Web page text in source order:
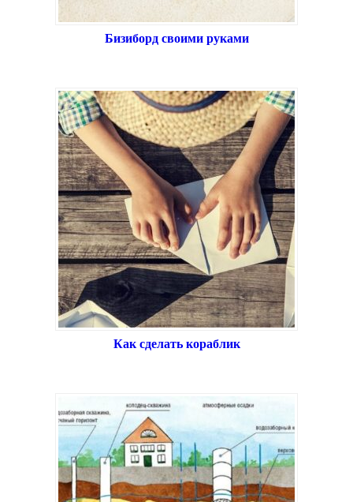
Бизиборд своими руками
Как сделать кораблик